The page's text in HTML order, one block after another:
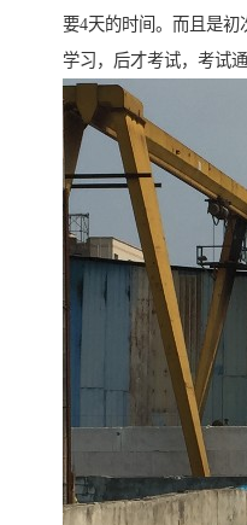
要4天的时间。而且是初
学习，后才考试，考试